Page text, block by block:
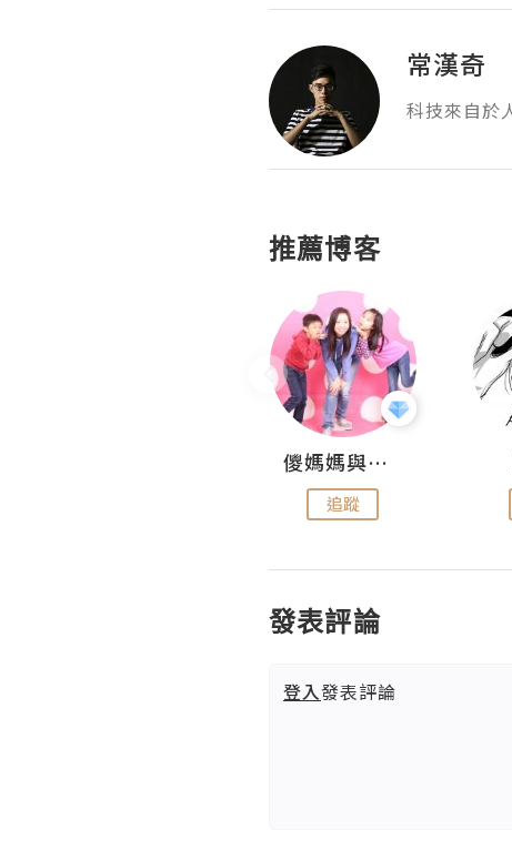
常漢奇
科技來自於
推薦博客
儍媽媽與兩隻小魔怪之家
追蹤
發表評論
登入發表評論